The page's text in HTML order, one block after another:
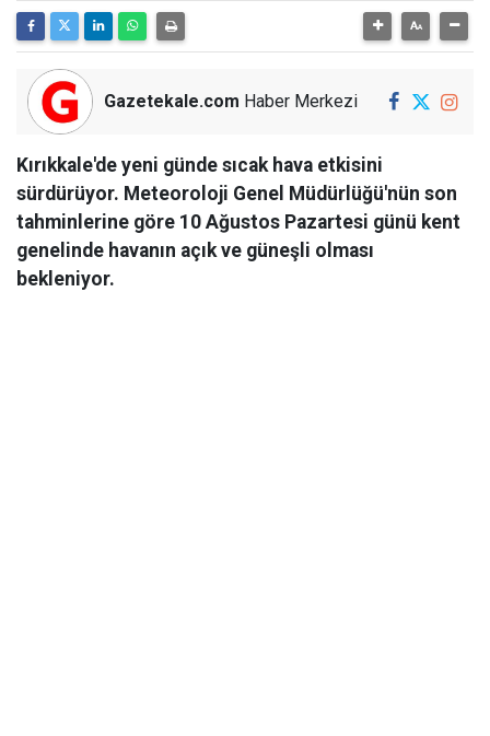
Gazetekale.com Haber Merkezi
Kırıkkale'de yeni günde sıcak hava etkisini
sürdürüyor. Meteoroloji Genel Müdürlüğü'nün son
tahminlerine göre 10 Ağustos Pazartesi günü kent
genelinde havanın açık ve güneşli olması
bekleniyor.